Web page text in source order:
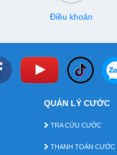
Điều khoản
QUẢN LÝ CƯỚC
TRA CỨU CƯỚC
THANH TOÁN CƯỚC